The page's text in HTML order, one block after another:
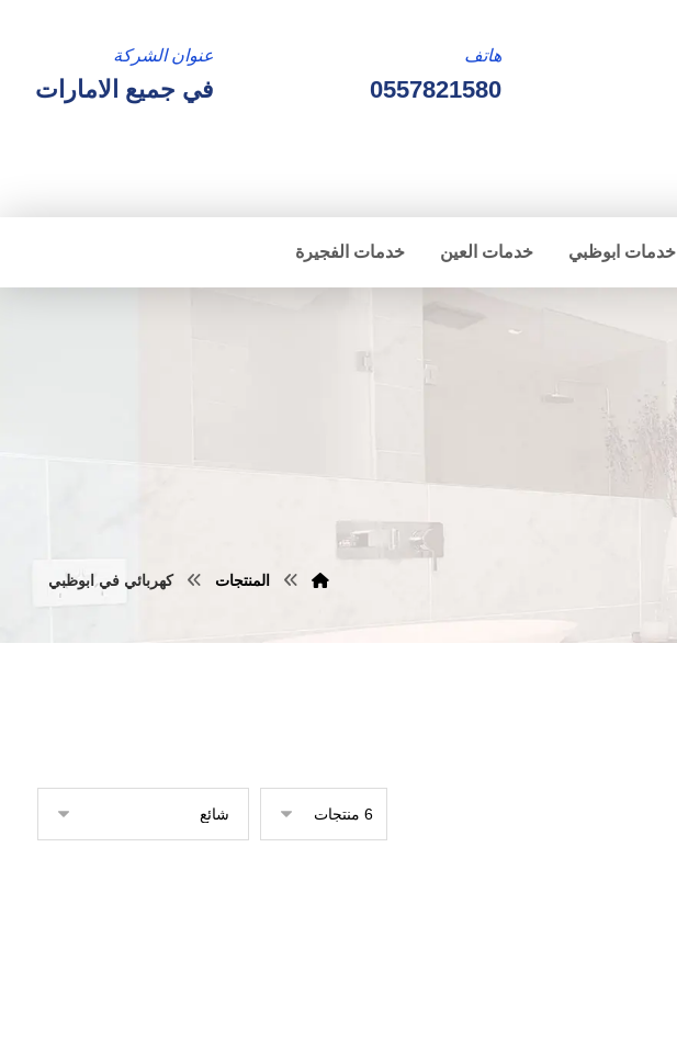
عنوان الشركة
في جميع الامارات
هاتف
0557821580
خدمات ابوظبي خدمات العين خدمات الفجيرة
المنتجات كهربائي في ابوظبي